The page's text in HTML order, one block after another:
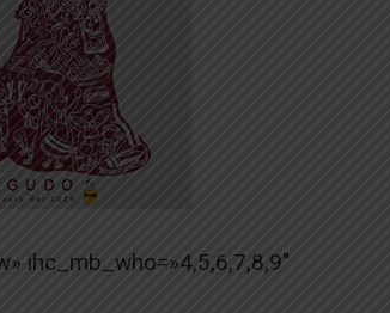
ihc_mb_who=»4,5,6,7,8,9″